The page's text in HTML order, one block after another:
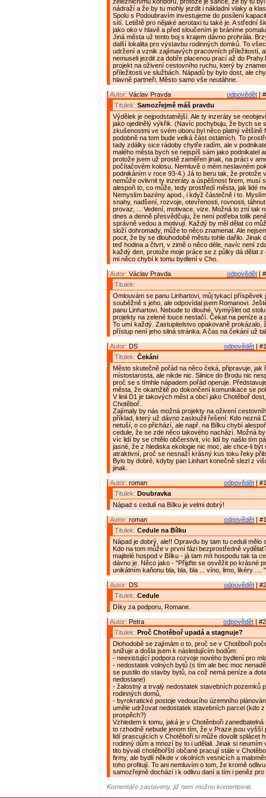
nádraží a že by tu mohly jezdit i nákladní vlaky a
Spolu s Podoubravím investujeme do posílení
sítí. Letiště pro nějaké aerotaxi tu také je. A střední
jako oko v hlavě a před sloučením je bráníme
Jiná města už tento boj s krajem dávno prohrála.
další lokalita pro výstavbu rodinných domků. To
udržení a vznik zajímavých pracovních příležitostí,
nemuseli jezdit za dobře placenou prací až do
projekt na oživení cestovního ruchu, který by
příležitosti ve službách. Nápadů by bylo dost, ale
hlavně partneři. Město samo vše neutáhne.
odpovědět |
Autor: Václav Pravda
Titulek: Samozřejmě máš pravdu
Výdělek je nejpodstatnější. Ale ty inzeráty se
jako ojedinělý výkřik. (Navíc pochybuju, že bych se
zkušenostmi ve svém oboru byl něco platný většině
podobně na tom bude velká část ostatních. To
tady zdálky sice rádoby chytře radím, ale v
malého města bych se nejspíš sám jako podnikatel
protože jsem už prostě zaměřen jinak, na práci v
počítačovém kolosu. Nemluvě o mém neslavném
podnikáním v roce 93-4.) Já to beru tak, že protože
nemůže ovlivnit ty inzeráty a úspěšnost firem, musí
alespoň to, co může, tedy prostředí města, jak lidé
Nemyslím bazény apod., i když částečně i to.
snahy, nadšení, rozvoje, otevřenosti, rovnosti,
provaz, ... Vedení, motivace, vize. Možná to zní tak
dnes a denně přesvědčuju, že není potřeba tolik
správně vedou a motivují. Každý by měl dělat co
složí dohromady, může to něco znamenat. Ale
pocit, že by se dlouhodobě městu tohle dařilo. Jinak
teď hodina a čtvrt, v zimě o něco déle, navíc není
každý den, protože moje práce se z půlky dá dělat z
mi něco chybí k tomu bydlení v Cho.
odpovědět |
Autor: Václav Pravda
Titulek:
Omlouvám se panu Linhartovi, můj tykací příspěvek
souběžně s jeho, ale odpovídal jsem Romanovi.
panu Linhartovi. Nebude to dlouhé. Vymýšlet od
projekty na zelené louce nestačí. Čekat na peníze a
To umí každý. Zastupitelstvo opakovaně prokázalo,
přístup není jeho silná stránka. A čas na čekání už
odpovědět |
Autor: DS
Titulek: Čekáni
Město skutečně pořád na něco čeká, připravuje, jak
místostarosta, ale nikde nic. Silnice do Brodu nic
proč se s tímhle nápadem pořád operuje.
města, že okamžitě po dokončení komunikace se
V linii D1 je takových měst a obcí jako Chotěboř
Chotěboř.
Zajímaly by nás možná projekty na oživení
příklad, který už dávno zasloužil řešení: Kdo nezná
netuší, o co přichází, ale např. na Bílku chybí
cedule, že se zde něco takového nachází. Možná
víc lidí by se chtělo občerstvit, víc lidí by našlo tím
jasné, že z hlediska ekologie nic moc, ale chce-li být
atraktivní, proč se nesnaží krásný kus toku řeky
Bylo by dobré, kdyby pan Linhart konečně slezl z
jinak.
odpovědět |
Autor: roman
Titulek: Doubravka
Nápad s cedulí na Bílku je velmi dobrý!
odpovědět |
Autor: roman
Titulek: Cedule na Bílku
Nápad je dobrý, ale!! Opravdu by tam tu ceduli mělo
Kdo na tom může v první fázi bezprostředně
majitelé hospod v Bílku - já tam mít hospodu tak ta
dávno je. Něco jako - "Přijďte se osvěžit po krásné
unikátním kaňonu bla, bla, bla ... víno, limo, likéry ....
odpovědět |
Autor: DS
Titulek: Cedule
Díky za podporu, Romane.
odpovědět |
Autor: Petra
Titulek: Proč Chotěboř upadá a stagnuje?
Dlohodobě se zajímám o to, proč se v Chotěboři
snižuje a došla jsem k následujícím bodům:
- neexistující podpora rozvoje nového bydlení pro
- nedostatek volných bytů (s tím ale bec moc
se pustilo do stavby bytů, na což nemá peníze a
nedostane)
- žalostný a trvalý nedostatek stavebních pozemků
rodinných domů,
- byrokratické postoje vedoucího územního
uměle udržovat nedostatek stavebních parcel (kdo z
prospěch?)
Vzhledem k tomu, jaká je v Chotěnboři
to rzhodně nebude jenom tím, že v Praze jsou vyšší
lidí prascujících v Chotěboři si může dovolit splácet
rodinný dům a mnozí by to i udělali. Jinak si neumím
tito bývalí chotěbořští občané pracují stále v
firmy, ale bydlí někde v okolních vesnicích a
toho profitují. To ani nemluvím o tom, že kromě
samozřejmě dochází i k odlivu daní a tím i peněz
Komentáře zastaveny, již není možno komentovat.